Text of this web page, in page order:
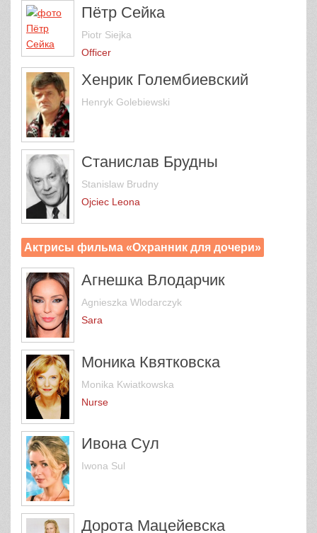
Пётр Сейка
Piotr Siejka
Officer
Хенрик Голембиевский
Henryk Golebiewski
Станислав Брудны
Stanislaw Brudny
Ojciec Leona
Актрисы фильма «Охранник для дочери»
Агнешка Влодарчик
Agnieszka Wlodarczyk
Sara
Моника Квятковска
Monika Kwiatkowska
Nurse
Ивона Сул
Iwona Sul
Дорота Мацейевска